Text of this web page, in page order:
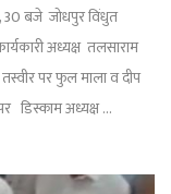
30 बजे जोधपुर विंधुत
अध्यक्ष तलसाराम
पर फुल माला व दीप
डिस्काम अध्यक्ष ...